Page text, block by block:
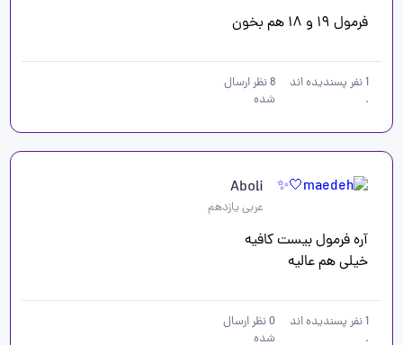
فرمول ۱۹ و ۱۸ هم بخون
1نفر پسندیده اند
.
8نظر ارسال
شده
Aboli
عربی یازدهم
خیلی هم عالیه
1نفر پسندیده اند
.
0نظر ارسال
شده